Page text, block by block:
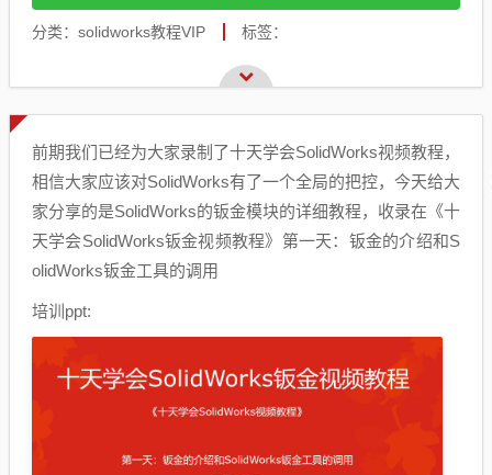
分类：solidworks教程VIP 标签：
前期我们已经为大家录制了十天学会SolidWorks视频教程，
相信大家应该对SolidWorks有了一个全局的把控，今天给大
家分享的是SolidWorks的钣金模块的详细教程，收录在《十
天学会SolidWorks钣金视频教程》第一天：钣金的介绍和S
olidWorks钣金工具的调用
培训ppt: